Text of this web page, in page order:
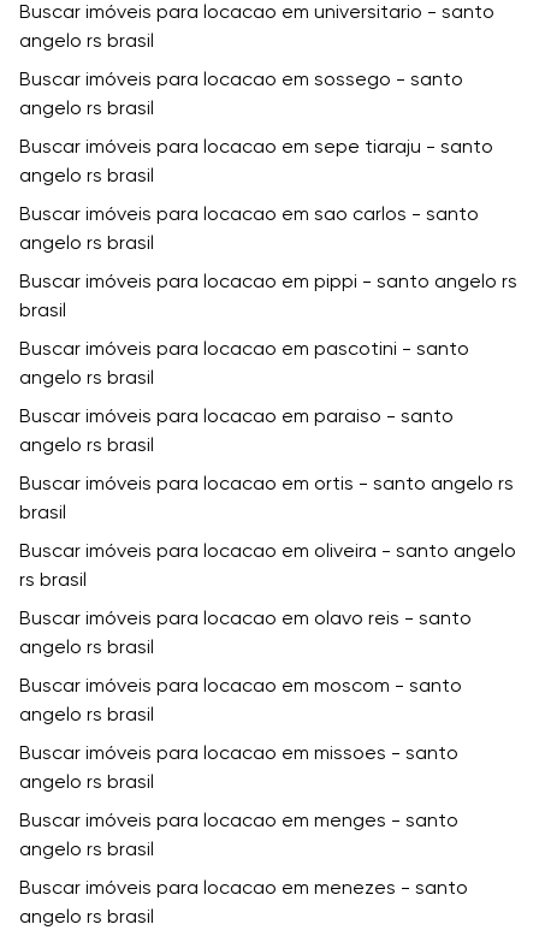
Buscar imóveis para locacao em universitario - santo
angelo rs brasil
Buscar imóveis para locacao em sossego - santo
angelo rs brasil
Buscar imóveis para locacao em sepe tiaraju - santo
angelo rs brasil
Buscar imóveis para locacao em sao carlos - santo
angelo rs brasil
Buscar imóveis para locacao em pippi - santo angelo rs
brasil
Buscar imóveis para locacao em pascotini - santo
angelo rs brasil
Buscar imóveis para locacao em paraiso - santo
angelo rs brasil
Buscar imóveis para locacao em ortis - santo angelo rs
brasil
Buscar imóveis para locacao em oliveira - santo angelo
rs brasil
Buscar imóveis para locacao em olavo reis - santo
angelo rs brasil
Buscar imóveis para locacao em moscom - santo
angelo rs brasil
Buscar imóveis para locacao em missoes - santo
angelo rs brasil
Buscar imóveis para locacao em menges - santo
angelo rs brasil
Buscar imóveis para locacao em menezes - santo
angelo rs brasil